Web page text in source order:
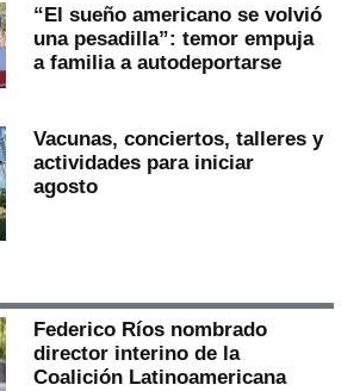
“El sueño americano se volvió
una pesadilla”: temor empuja
a familia a autodeportarse
Vacunas, conciertos, talleres y
actividades para iniciar
agosto
Federico Ríos nombrado
director interino de la
Coalición Latinoamericana